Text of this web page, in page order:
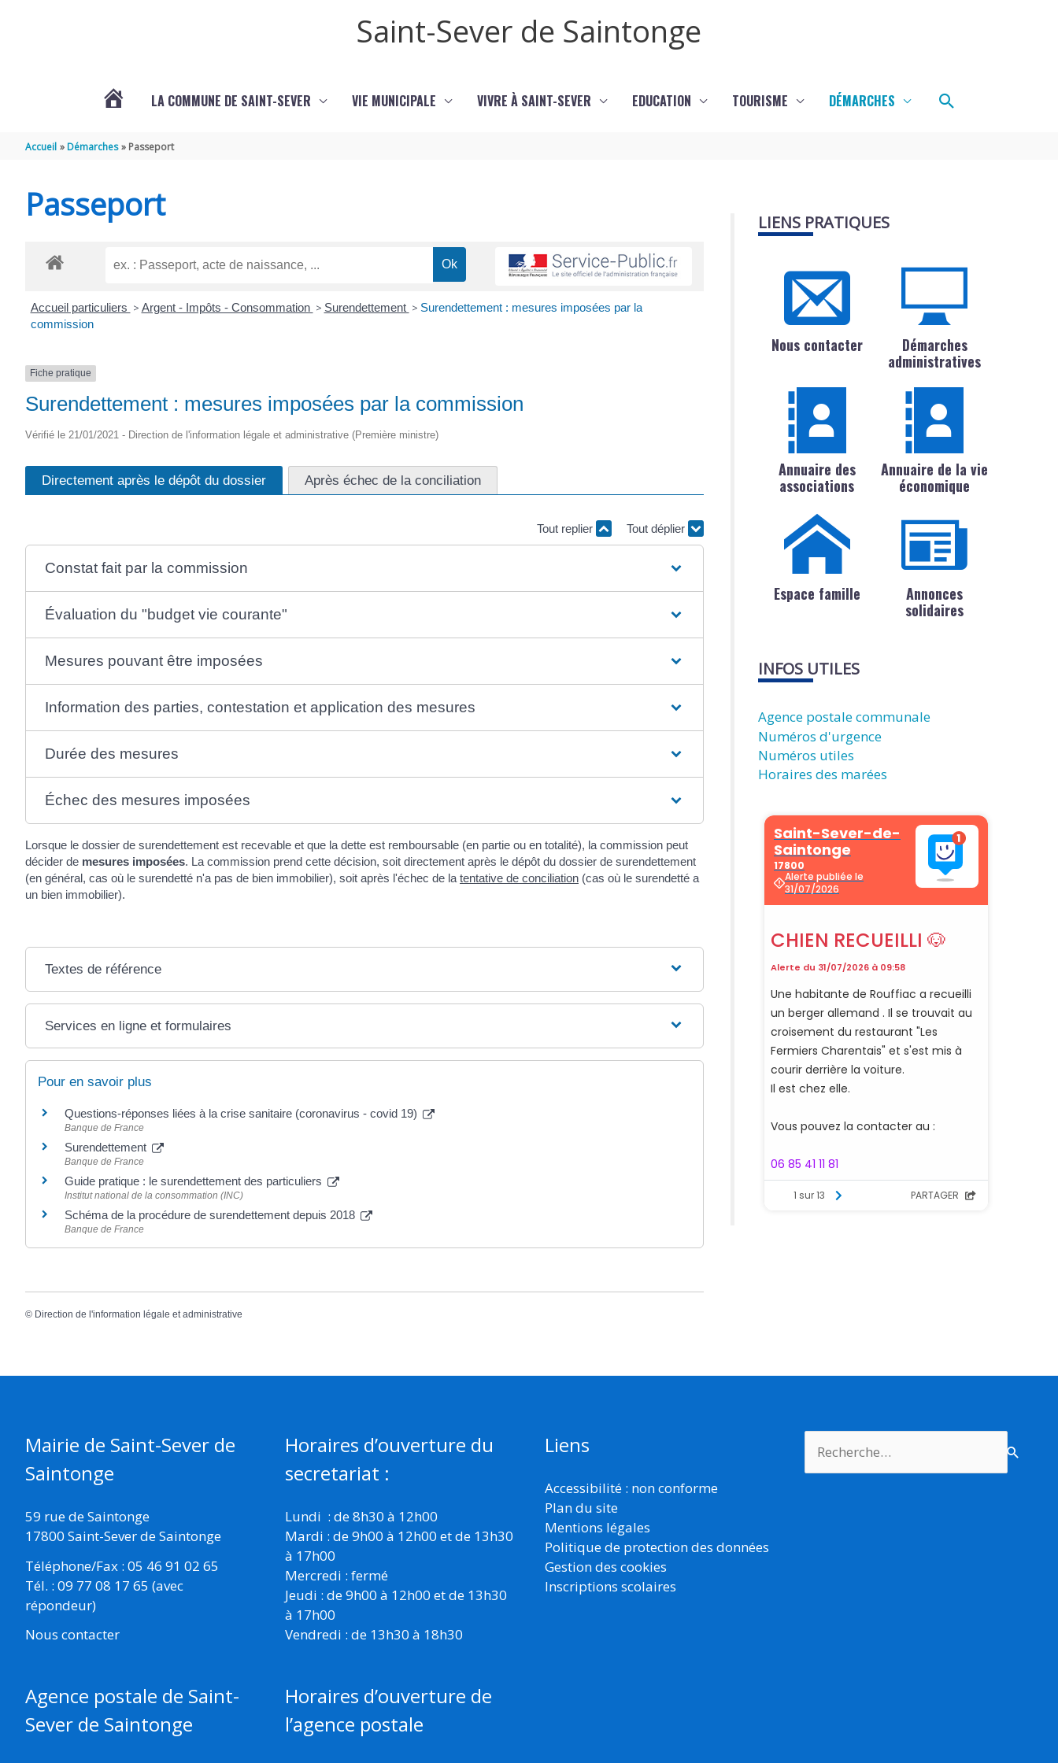
Saint-Sever de Saintonge
SAINT-
LA COMMUNE DE SAINT-SEVER VIE MUNICIPALE VIVRE À SAINT-SEVER EDUCATION TOURISME DÉMARCHES Rechercher
Accueil Démarches Passeport
Passeport
Accueil particuliers > Argent - Impôts - Consommation > Surendettement > Surendettement : mesures imposées par la
commission
Fiche pratique
Surendettement : mesures imposées par la commission
Vérifié le 21/01/2021 - Direction de l'information légale et administrative (Première ministre)
Directement après le dépôt du dossier Après échec de la conciliation
Tout replier Tout déplier
Constat fait par la commission
Évaluation du "budget vie courante"
Mesures pouvant être imposées
Information des parties, contestation et application des mesures
Durée des mesures
Échec des mesures imposées
Lorsque le dossier de surendettement est recevable et que la dette est remboursable (en partie ou en totalité), la commission peut
décider de mesures imposées. La commission prend cette décision, soit directement après le dépôt du dossier de surendettement
(en général, cas où le surendetté n'a pas de bien immobilier), soit après l'échec de la tentative de conciliation (cas où le surendetté a
un bien immobilier).
Textes de référence
Services en ligne et formulaires
Pour en savoir plus
Questions-réponses liées à la crise sanitaire (coronavirus - covid 19)
Banque de France
Surendettement
Banque de France
Guide pratique : le surendettement des particuliers
Institut national de la consommation (INC)
Schéma de la procédure de surendettement depuis 2018
Banque de France
© Direction de l'information légale et administrative
LIENS PRATIQUES
Nous contacter
Démarches
administratives
Annuaire des
associations
Annuaire de la vie
économique
Espace famille
Annonces
solidaires
INFOS UTILES
Agence postale communale
Numéros d'urgence
Numéros utiles
Horaires des marées
Mairie de Saint-Sever de
Saintonge
59 rue de Saintonge
17800 Saint-Sever de Saintonge
Téléphone/Fax : 05 46 91 02 65
Tél. : 09 77 08 17 65 (avec
répondeur)
Nous contacter
Agence postale de Saint-
Sever de Saintonge
Horaires d’ouverture du
secretariat :
Lundi : de 8h30 à 12h00
Mardi : de 9h00 à 12h00 et de 13h30
à 17h00
Mercredi : fermé
Jeudi : de 9h00 à 12h00 et de 13h30
à 17h00
Vendredi : de 13h30 à 18h30
Horaires d’ouverture de
l’agence postale
Liens
Accessibilité : non conforme
Plan du site
Mentions légales
Politique de protection des données
Gestion des cookies
Inscriptions scolaires